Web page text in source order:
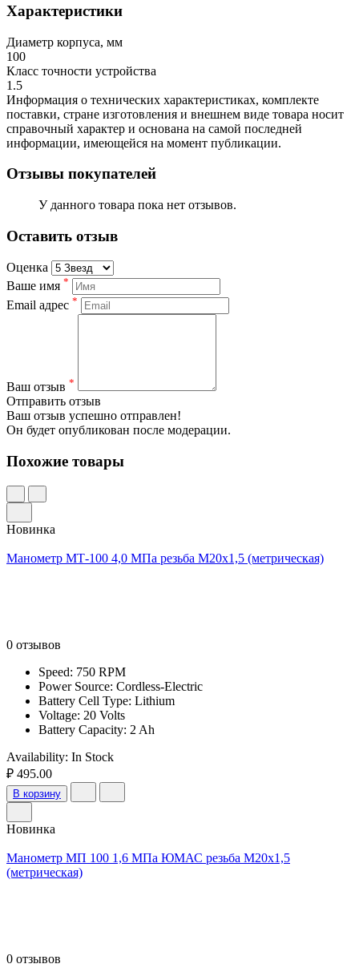
Характеристики
Диаметр корпуса, мм
100
Класс точности устройства
1.5
Информация о технических характеристиках, комплекте
поставки, стране изготовления и внешнем виде товара носит
справочный характер и основана на самой последней
информации, имеющейся на момент публикации.
Отзывы покупателей
У данного товара пока нет отзывов.
Оставить отзыв
Оценка
Ваше имя *
Email адрес *
Ваш отзыв *
Отправить отзыв
Ваш отзыв успешно отправлен!
Он будет опубликован после модерации.
Похожие товары
Новинка
Манометр МТ-100 4,0 МПа резьба М20х1,5 (метрическая)
0 отзывов
Speed: 750 RPM
Power Source: Cordless-Electric
Battery Cell Type: Lithium
Voltage: 20 Volts
Battery Capacity: 2 Ah
Availability: In Stock
₽ 495.00
В корзину
Новинка
Манометр МП 100 1,6 МПа ЮМАС резьба М20х1,5
(метрическая)
0 отзывов